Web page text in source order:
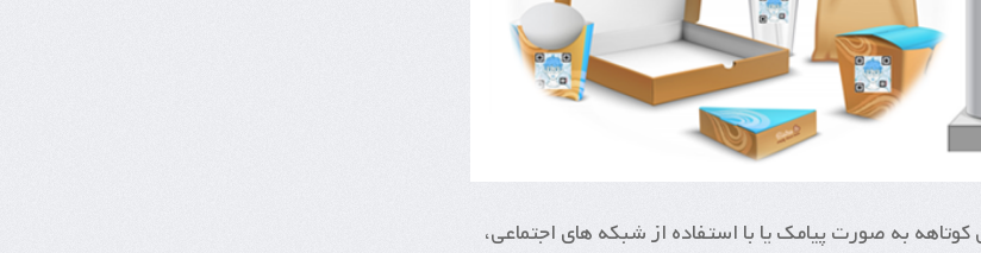
به صورت پیامک یا با استفاده از شبکه های اجتماعی،